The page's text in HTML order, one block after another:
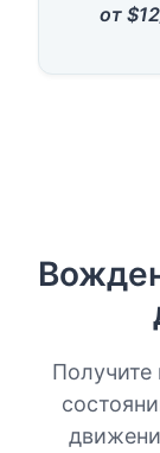
от
Получите